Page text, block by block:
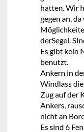
hatten. Wir
gegen an,
derSegel.
Es gibt kein
benutzt.
Ankern in
Windlass
Zug auf der
Ankers,
nicht an
Es sind 6